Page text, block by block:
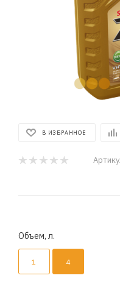
В ИЗБРАННОЕ
Объем, л.
1 4